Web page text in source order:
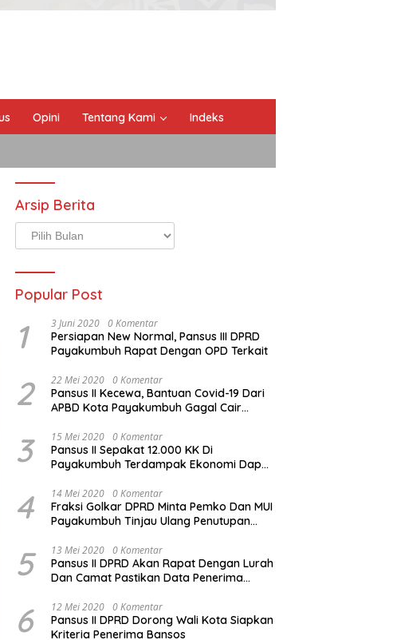
Opini Tentang Kami Indeks
Arsip Berita
Arsip
Berita
Popular Post
1 3 Juni 2020 0 Komentar
Persiapan New Normal, Pansus III DPRD
Payakumbuh Rapat Dengan OPD Terkait
2 22 Mei 2020 0 Komentar
Pansus II Kecewa, Bantuan Covid-19 Dari
APBD Kota Payakumbuh Gagal Cair
3 15 Mei 2020 0 Komentar
Pansus II Sepakat 12.000 KK Di
Payakumbuh Terdampak Ekonomi Dapat
4 14 Mei 2020 0 Komentar
Fraksi Golkar DPRD Minta Pemko Dan MUI
Payakumbuh Tinjau Ulang Penutupan
5 13 Mei 2020 0 Komentar
Pansus II DPRD Akan Rapat Dengan Lurah
Dan Camat Pastikan Data Penerima
6 12 Mei 2020 0 Komentar
Pansus II DPRD Dorong Wali Kota Siapkan
Kriteria Penerima Bansos